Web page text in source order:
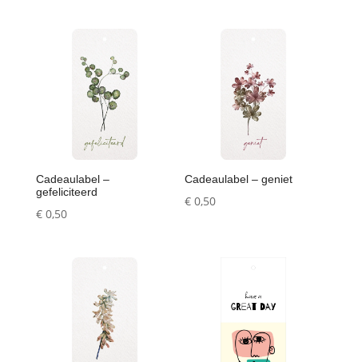
Cadeaulabel –
gefeliciteerd
€0,50
Cadeaulabel – geniet
€ 0,50